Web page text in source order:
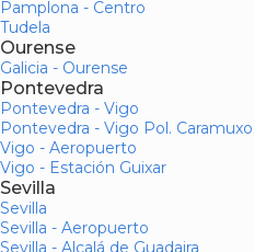
Pamplona - Centro
Tudela
Ourense
Galicia - Ourense
Pontevedra
Pontevedra - Vigo
Pontevedra - Vigo Pol. Caramuxo
Vigo - Aeropuerto
Vigo - Estación Guixar
Sevilla
Sevilla
Sevilla - Aeropuerto
Sevilla - Alcalá de Guadaira